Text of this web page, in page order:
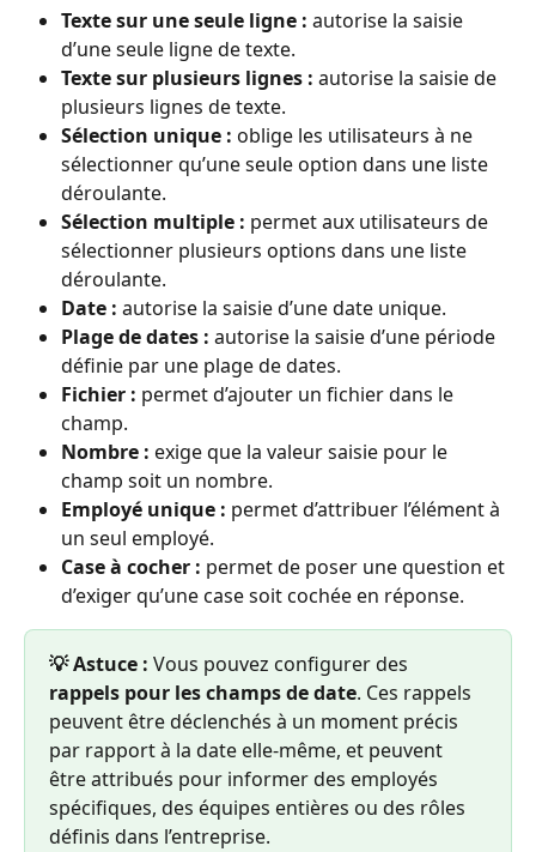
Texte sur une seule ligne : autorise la saisie
d’une seule ligne de texte.
Texte sur plusieurs lignes : autorise la saisie de
plusieurs lignes de texte.
Sélection unique : oblige les utilisateurs à ne
sélectionner qu’une seule option dans une liste
déroulante.
Sélection multiple : permet aux utilisateurs de
sélectionner plusieurs options dans une liste
déroulante.
Date : autorise la saisie d’une date unique.
Plage de dates : autorise la saisie d’une période
définie par une plage de dates.
Fichier : permet d’ajouter un fichier dans le
champ.
Nombre : exige que la valeur saisie pour le
champ soit un nombre.
Employé unique : permet d’attribuer l’élément à
un seul employé.
Case à cocher : permet de poser une question et
d’exiger qu’une case soit cochée en réponse.
💡 Astuce : Vous pouvez configurer des
rappels pour les champs de date. Ces rappels
peuvent être déclenchés à un moment précis
par rapport à la date elle-même, et peuvent
être attribués pour informer des employés
spécifiques, des équipes entières ou des rôles
définis dans l’entreprise.